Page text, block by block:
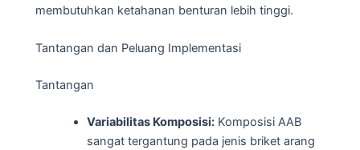
membutuhkan ketahanan benturan lebih tinggi.
Tantangan dan Peluang Implementasi
Tantangan
Variabilitas Komposisi:Komposisi AAB
sangat tergantung pada jenis briket arang